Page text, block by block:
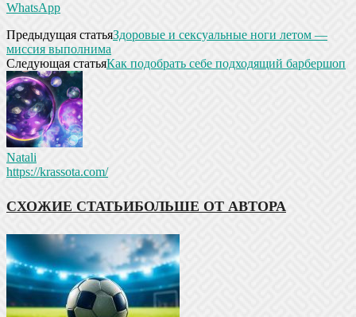
WhatsApp
Предыдущая статьяЗдоровые и сексуальные ноги летом —
миссия выполнима
Следующая статьяКак подобрать себе подходящий барбершоп
Natali
https://krassota.com/
СХОЖИЕ СТАТЬИБОЛЬШЕ ОТ АВТОРА